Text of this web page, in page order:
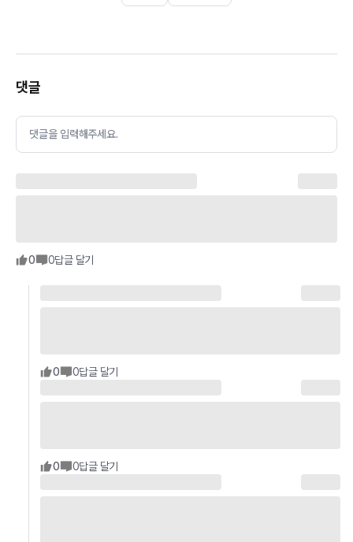
댓글
댓글을 입력해주세요.
0 0답글 달기
0 0답글 달기
0 0답글 달기